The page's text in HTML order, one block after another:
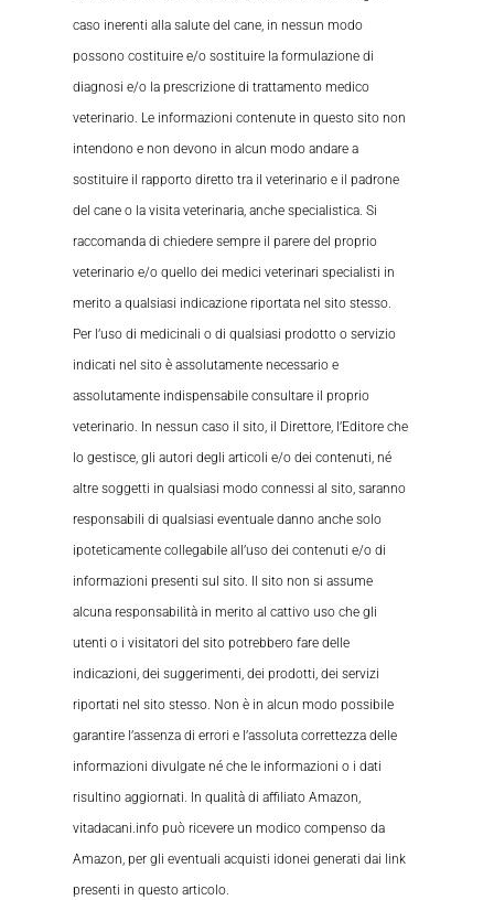
caso inerenti alla salute del cane, in nessun modo
possono costituire e/o sostituire la formulazione di
diagnosi e/o la prescrizione di trattamento medico
veterinario. Le informazioni contenute in questo sito non
intendono e non devono in alcun modo andare a
sostituire il rapporto diretto tra il veterinario e il padrone
del cane o la visita veterinaria, anche specialistica. Si
raccomanda di chiedere sempre il parere del proprio
veterinario e/o quello dei medici veterinari specialisti in
merito a qualsiasi indicazione riportata nel sito stesso.
Per l’uso di medicinali o di qualsiasi prodotto o servizio
indicati nel sito è assolutamente necessario e
assolutamente indispensabile consultare il proprio
veterinario. In nessun caso il sito, il Direttore, l’Editore che
lo gestisce, gli autori degli articoli e/o dei contenuti, né
altre soggetti in qualsiasi modo connessi al sito, saranno
responsabili di qualsiasi eventuale danno anche solo
ipoteticamente collegabile all’uso dei contenuti e/o di
informazioni presenti sul sito. Il sito non si assume
alcuna responsabilità in merito al cattivo uso che gli
utenti o i visitatori del sito potrebbero fare delle
indicazioni, dei suggerimenti, dei prodotti, dei servizi
riportati nel sito stesso. Non è in alcun modo possibile
garantire l’assenza di errori e l’assoluta correttezza delle
informazioni divulgate né che le informazioni o i dati
risultino aggiornati. In qualità di affiliato Amazon,
vitadacani.info può ricevere un modico compenso da
Amazon, per gli eventuali acquisti idonei generati dai link
presenti in questo articolo.